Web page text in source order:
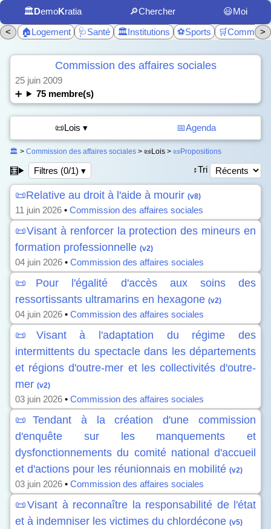
🏛️DemoKratia 🔎Chercher
😃Moi
<
🏠Logement 🩺Santé 🏛️Institutions ⚽Sports >
Commission des affaires sociales
25 juin 2009
75 membre(s)
📜Lois ▾ 📅Agenda
🏛️ > Commission des affaires sociales > 📜Lois > 📜Propositions
🧮 Filtres (0/1) ▾ ↕️Tri
📜Relative au droit à l'aide à mourir (v8)
11 juin 2026 • Commission des affaires sociales
📜Visant à renforcer la protection des mineurs en
formation professionnelle (v2)
04 juin 2026 • Commission des affaires sociales
📜Pour l'égalité d'accès aux soins des
ressortissants ultramarins en hexagone (v2)
04 juin 2026 • Commission des affaires sociales
📜Visant à l'adaptation du régime des
intermittents du spectacle dans les départements
et régions d'outre-mer et les collectivités d'outre-
mer (v2)
03 juin 2026 • Commission des affaires sociales
📜Tendant à la création d'une commission
d'enquête sur les manquements et
dysfonctionnements du comité national d'accueil
et d'actions pour les réunionnais en mobilité (v2)
03 juin 2026 • Commission des affaires sociales
📜Visant à reconnaître la responsabilité de l'état
et à indemniser les victimes du chlordécone (v5)